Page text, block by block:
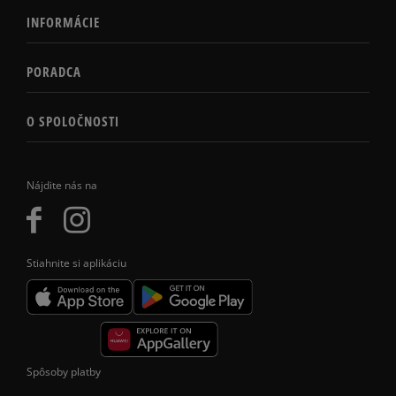
Nájdite nás na
Stiahnite si aplikáciu
INFORMÁCIE
PORADCA
O SPOLOČNOSTI
Spôsoby platby